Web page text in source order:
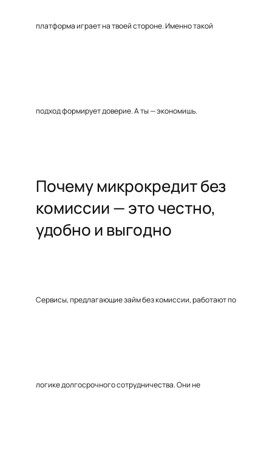
платформа играет на твоей стороне. Именно такой
подход формирует доверие. А ты — экономишь.
Почему микрокредит без
комиссии — это честно,
удобно и выгодно
Сервисы, предлагающие займ без комиссии, работают по
логике долгосрочного сотрудничества. Они не